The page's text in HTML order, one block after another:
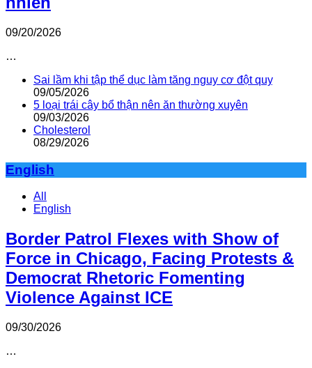
09/20/2026
…
Sai lầm khi tập thể dục làm tăng nguy cơ đột quỵ
09/05/2026
5 loại trái cây bổ thận nên ăn thường xuyên
09/03/2026
Cholesterol
08/29/2026
English
All
English
Border Patrol Flexes with Show of
Force in Chicago, Facing Protests &
Democrat Rhetoric Fomenting
Violence Against ICE
09/30/2026
…